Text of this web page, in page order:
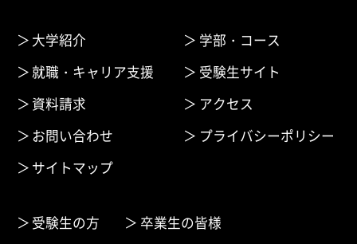
大学紹介
学部・コース
就職・キャリア支援
受験生サイト
資料請求
アクセス
お問い合わせ
プライバシーポリシー
サイトマップ
受験生の方 卒業生の皆様